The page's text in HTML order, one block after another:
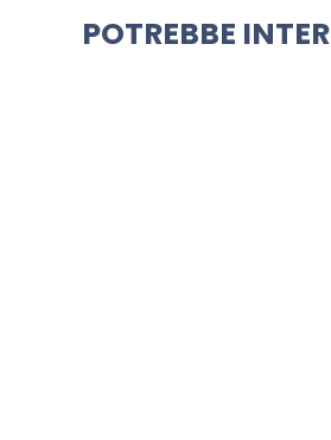
POTREBBE